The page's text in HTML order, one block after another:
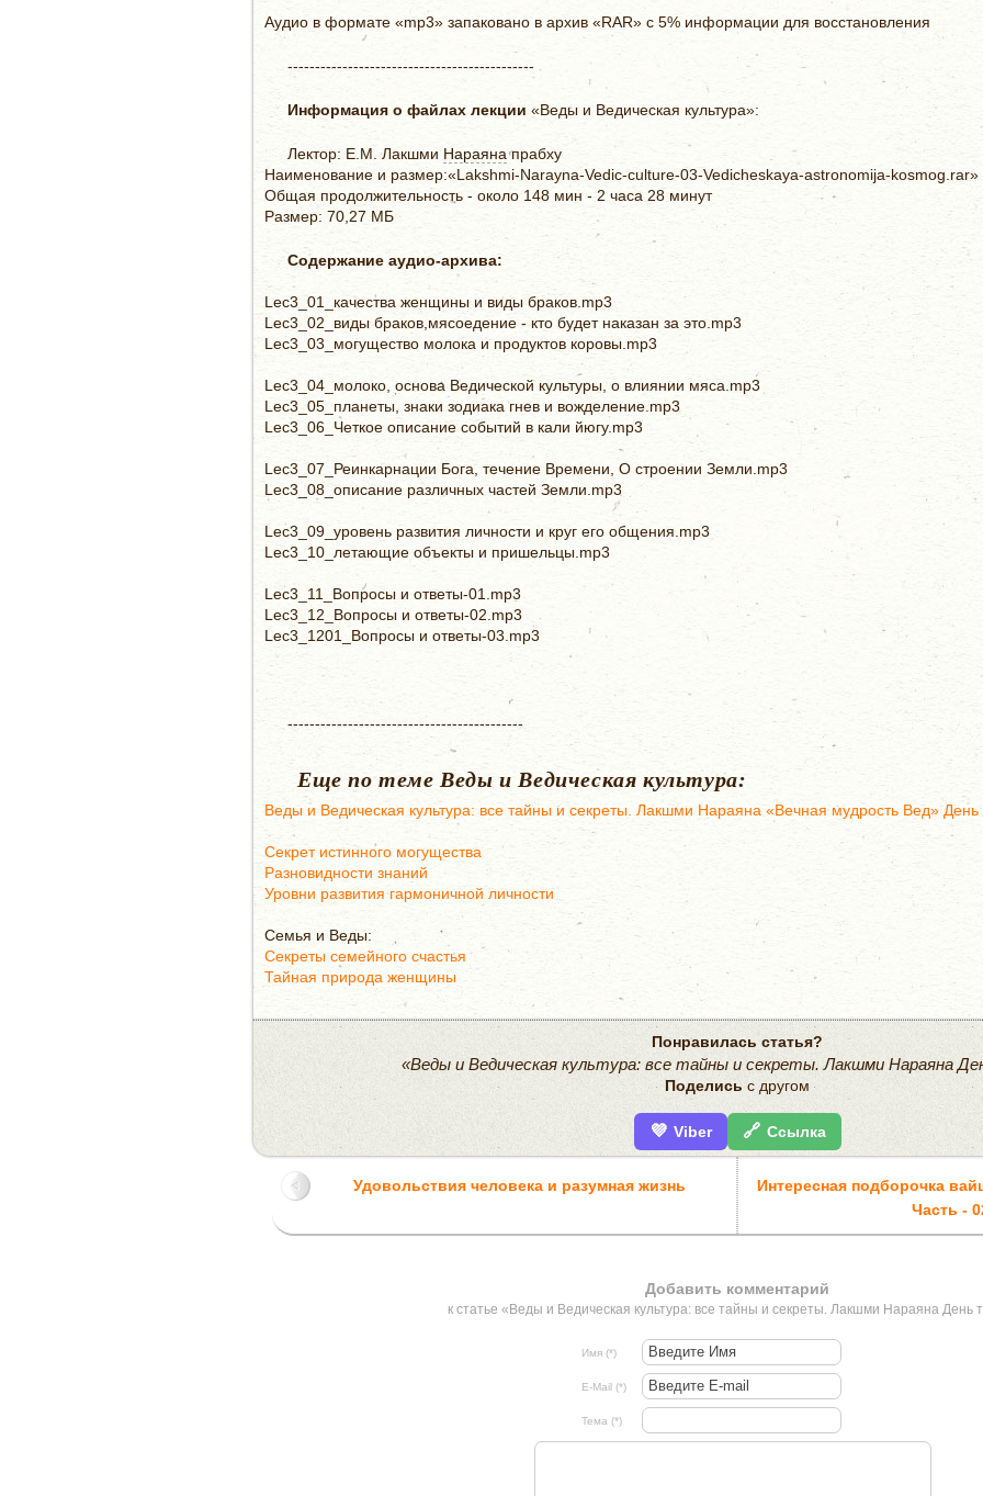
Аудио в формате «mp3» запаковано в архив «RAR» c 5% информации для восстановления
---------------------------------------------
Информация о файлах лекции «Веды и Ведическая культура»:
Лектор: Е.М. Лакшми Нараянапрабху
Наименование и размер:«Lakshmi-Narayna-Vedic-culture-03-Vedicheskaya-astronomija-kosmog.rar»
Общая продолжительность - около 148 мин - 2 часа 28 минут
Размер: 70,27 МБ
Содержание аудио-архива:
Lec3_01_качества женщины и виды браков.mp3
Lec3_02_виды браков,мясоедение - кто будет наказан за это.mp3
Lec3_03_могущество молока и продуктов коровы.mp3
Lec3_04_молоко, основа Ведической культуры, о влиянии мяса.mp3
Lec3_05_планеты, знаки зодиака гнев и вожделение.mp3
Lec3_06_Четкое описание событий в кали йюгу.mp3
Lec3_07_Реинкарнации Бога, течение Времени, О строении Земли.mp3
Lec3_08_описание различных частей Земли.mp3
Lec3_09_уровень развития личности и круг его общения.mp3
Lec3_10_летающие объекты и пришельцы.mp3
Lec3_11_Вопросы и ответы-01.mp3
Lec3_12_Вопросы и ответы-02.mp3
Lec3_1201_Вопросы и ответы-03.mp3
-------------------------------------------
Еще по теме Веды и Ведическая культура:
Веды и Ведическая культура: все тайны и секреты. Лакшми Нараяна «Вечная мудрость Вед»
Секрет истинного могущества
Разновидности знаний
Уровни развития гармоничной личности
Семья и Веды:
Секреты семейного счастья
Тайная природа женщины
Понравилась статья?
«Веды и Ведическая культура: все тайны и секреты. Лакшми Нараяна
Поделись с другом
💜 Viber 🔗 Ссылка
Удовольствия человека и разумная жизнь
Интересная подборочка
Часть -
Добавить комментарий
к статье «Веды и Ведическая культура: все тайны и секреты. Лакшми Нараяна День
Имя (*)
E-Mail (*)
Тема (*)